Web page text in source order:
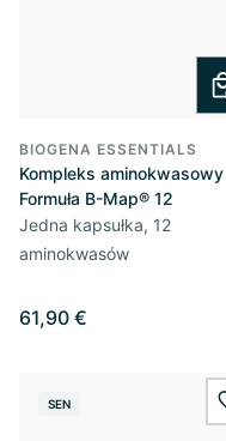
BIOGENA ESSENTIALS
Kompleks aminokwasowy
Formuła B-Map® 12
Jedna kapsułka, 12
aminokwasów
61,90 €
SEN